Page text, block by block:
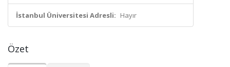
İstanbul Üniversitesi Adresli: Hayır
Özet